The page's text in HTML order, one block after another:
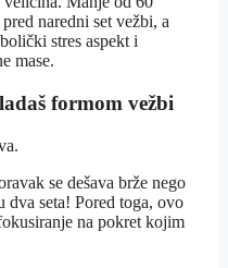
naredni set vežbi, a
stres aspekt i
mase.
formom vežbi
se dešava brže nego
dva seta! Pored toga, ovo
na pokret kojim